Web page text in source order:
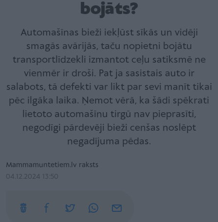
bojāts?
Automašīnas bieži iekļūst sīkās un vidēji
smagās avārijās, taču nopietni bojātu
transportlīdzekli izmantot ceļu satiksmē ne
vienmēr ir droši. Pat ja sasistais auto ir
salabots, tā defekti var likt par sevi manīt tikai
pēc ilgāka laika. Ņemot vērā, ka šādi spēkrati
lietoto automašīnu tirgū nav pieprasīti,
negodīgi pārdevēji bieži cenšas noslēpt
negadījuma pēdas.
Mammamuntetiem.lv raksts
04.12.2024 13:50